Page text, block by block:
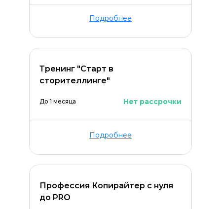
Подробнее
Тренинг "Старт в
сторителлинге"
До 1 месяца Нет рассрочки
Подробнее
Профессия Копирайтер с нуля
до PRO